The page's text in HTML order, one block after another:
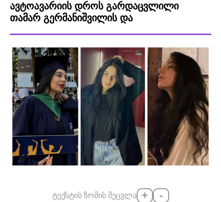
ავტოავარიის დროს გარდაცვლილი
თამარ გერმანიშვილის და
ტექსტის ზომის შეცვლა + -